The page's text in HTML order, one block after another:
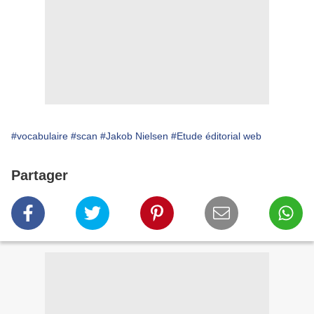
#vocabulaire #scan #Jakob Nielsen #Etude éditorial web
Partager